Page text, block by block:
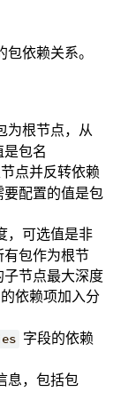
依赖关系。
为根节点，从
包名
点并反转依赖
配置的值是包
，可选值是非
包作为根节
节点最大深度
依赖项加入分
字段的依赖
息，包括包